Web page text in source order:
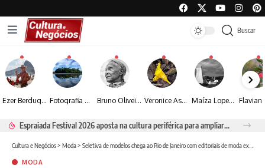
Buscar
Ezer Berdugo transforma experiências multiculturais e memórias em narrativas visuais por meio da fotografia Fotografia de Fátima Carlini transforma paisagens naturais em experiências de contemplação Bruno Oliveira retrata o cotidiano urbano por meio da fotografia em preto e branco Veronice Assini Saes transforma a natureza em fotografias marcadas pela sensibilidade Maíza Lopes transforma cultura popular baiana em narrativas fotográficas
Espraiada Festival 2026 aposta na cultura periférica para ampliar oportunidades na zona sul
Cultura e Negócios> Moda> Seletiva de modelos chega ao Rio de Janeiro com editoriais de moda exclusivos
MODA